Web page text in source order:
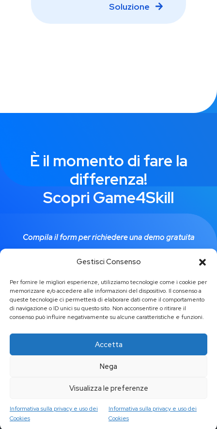
Gestisci Consenso
Per fornire le migliori esperienze, utilizziamo tecnologie come i cookie per
memorizzare e/o accedere alle informazioni del dispositivo. Il consenso a
queste tecnologie ci permetterà di elaborare dati come il comportamento
di navigazione o ID unici su questo sito. Non acconsentire o ritirare il
consenso può influire negativamente su alcune caratteristiche e funzioni.
Accetta
Nega
Visualizza le preferenze
Informativa sulla privacy e uso dei
Cookies
Informativa sulla privacy e uso dei
Cookies
Soluzione
È il momento di fare la
differenza!
Scopri Game4Skill
Compila il form per richiedere una demo gratuita
Contattaci per una demo
2026 Tutti i diritti riservati | Realizzato da
Multimedia